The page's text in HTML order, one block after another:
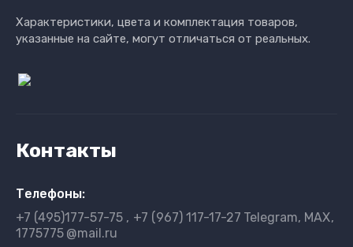
Характеристики, цвета и комплектация товаров,
указанные на сайте, могут отличаться от реальных.
Контакты
Телефоны:
+7 (495)177-57-75
+7 (967) 117-17-27 Telegram, MAX
1775775 @mail.ru